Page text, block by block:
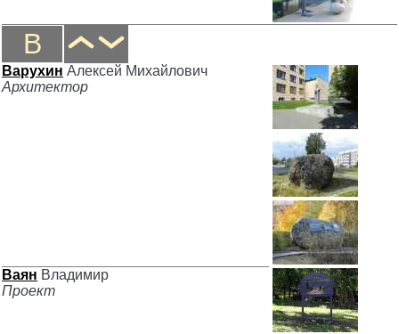
В
Варухин Алексей Михайлович
Архитектор
Ваян Владимир
Проект